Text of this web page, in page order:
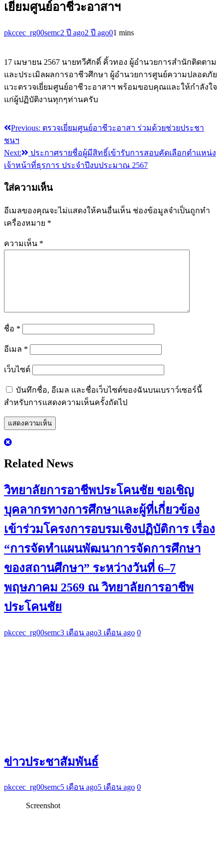
เยี่ยมศูนย์อาชีวะอาสาฯ
pkccec_rg00semc2 ปี ago2 ปี ago01 mins
17 เมษายน 2567 นายทวีศักดิ์ คิ้วทอง ผู้อำนวยการสำนักติดตาม
และประเมิลผลการอาชีวศึกษา ผู้อำนวยการศูนย์ความปลอดภัย
แวะตรวจเยี่ยมศูนย์อาชีวะอาสาฯ พร้อมขอบคุณและให้กำลังใจ
แก่ผู้ปฏิบัติงานทุกๆท่านครับ
แนะแนว
เรื่อง
Previous: ตรวจเยี่ยมศูนย์อาชีวะอาสา ร่วมด้วยช่วยประชา
ชนฯ
Next:
ประกาศรายชื่อผู้มีสิทธิ์เข้ารับการสอบคัดเลือกตำแหน่ง
เจ้าหน้าที่ธุรการ ประจำปีงบประมาณ 2567
ใส่ความเห็น
อีเมลของคุณจะไม่แสดงให้คนอื่นเห็น ช่องข้อมูลจำเป็นถูกทำ
เครื่องหมาย *
ความเห็น *
ชื่อ *
อีเมล *
เว็บไซต์
บันทึกชื่อ, อีเมล และชื่อเว็บไซต์ของฉันบนเบราว์เซอร์นี้
สำหรับการแสดงความเห็นครั้งถัดไป
Related News
วิทยาลัยการอาชีพประโคนชัย ขอเชิญ
บุคลากรทางการศึกษาและผู้ที่เกี่ยวข้อง
เข้าร่วมโครงการอบรมเชิงปฏิบัติการ เรื่อง
“การจัดทำแผนพัฒนาการจัดการศึกษา
ของสถานศึกษา” ระหว่างวันที่ 6–7
พฤษภาคม 2569 ณ วิทยาลัยการอาชีพ
ประโคนชัย
pkccec_rg00semc3 เดือน ago3 เดือน ago 0
ข่าวประชาสัมพันธ์
pkccec_rg00semc5 เดือน ago5 เดือน ago 0
Screenshot